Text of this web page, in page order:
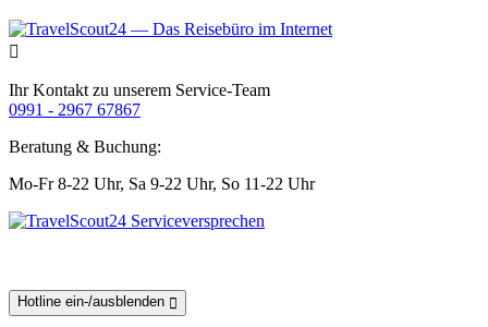
Ihr Kontakt zu unserem Service-Team
0991 - 2967 67867
Beratung & Buchung:
Mo-Fr 8-22 Uhr, Sa 9-22 Uhr, So 11-22 Uhr
Hotline ein-/ausblenden